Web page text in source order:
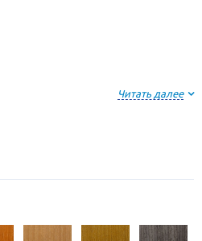
Читать далее